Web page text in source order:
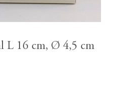
L 16 cm, Ø 4,5 cm